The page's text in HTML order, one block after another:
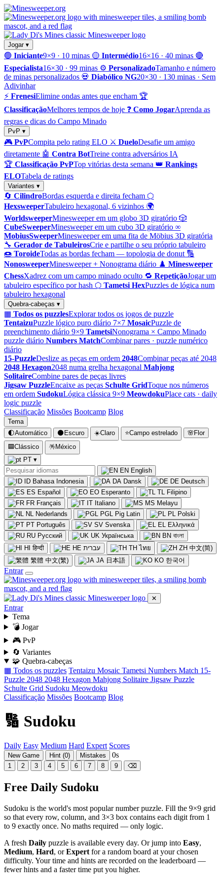
Jogar ▾
🟢 Iniciante9×9 · 10 minas 🟡 Intermédio16×16 · 40 minas 🔴
Especialista16×30 · 99 minas ⚙️ PersonalizadoTamanho e número
de minas personalizados 💀 Diabólico NG20×30 · 130 minas · Sem
Adivinhar
⚡ FrenesiElimine ondas antes que encham 🏆
ClassificaçãoMelhores tempos de hoje ❓ Como JogarAprenda as
regras e dicas do Campo Minado
PvP ▾
🎮 PvPCompita pelo rating ELO ⚔️ DueloDesafie um amigo
diretamente 🤖 Contra BotTreine contra adversários IA
🏆 Classificação PvPTop vitórias desta semana 👑 Rankings
ELOTabela de ratings
Variantes ▾
🔄 CilindroBordas esquerda e direita fecham ⬡
HexsweeperTabuleiro hexagonal, 6 vizinhos 🌍
WorldsweeperMinesweeper em um globo 3D giratório 🎲
CubeSweeperMinesweeper em um cubo 3D giratório ∞
MobiusSweeperMinesweeper em uma fita de Möbius 3D giratória
🔧 Gerador de TabuleirosCrie e partilhe o seu próprio tabuleiro
🍩 ToroideTodas as bordas fecham — topologia de donut 🔢
NonosweeperMinesweeper + Nonograma diário ♟️ Minesweeper
ChessXadrez com um campo minado oculto 🔁 RepetiçãoJogar um
tabuleiro específico por hash ⬡ Tametsi HexPuzzles de lógica num
tabuleiro hexagonal
Quebra-cabeças ▾
▦ Todos os puzzlesExplorar todos os jogos de puzzle
TentaizuPuzzle lógico puro diário 7×7 MosaicPuzzle de
preenchimento diário 9×9 TametsiNonograma × Campo Minado
puzzle diário Numbers MatchCombinar pares · puzzle numérico
diário
15-PuzzleDeslize as peças em ordem 2048Combinar peças até 2048
2048 Hexagon2048 numa grelha hexagonal Mahjong
SolitaireCombine pares de peças livres
Jigsaw PuzzleEncaixe as peças Schulte GridToque nos números
em ordem SudokuLógica clássica 9×9 MeowdokuPlace cats · daily
logic puzzle
Classificação Missões Bootcamp Blog
Tema
🌓Automático 🌑 Escuro ☀️Claro ⭐Campo estrelado 🌸 Flor
🟦Clássico 🪅 México
PT ▾
EN English
ID Bahasa Indonesia DA Dansk DE Deutsch
ES Español EO Esperanto TL Filipino
FR Français IT Italiano MS Melayu
NL Nederlands PGL Pig Latin PL Polski
PT Português SV Svenska EL Ελληνικά
RU Русский UK Українська BN বাংলা
HI हिन्दी HE עברית TH ไทย ZH 中文(简)
繁體 中文(繁) JA 日本語 KO 한국어
Entrar
✕
Entrar
Tema
💣 Jogar
🎮 PvP
🔄 Variantes
🧩 Quebra-cabeças
▦ Todos os puzzles Tentaizu Mosaic Tametsi Numbers Match 15-
Puzzle 2048 2048 Hexagon Mahjong Solitaire Jigsaw Puzzle
Schulte Grid Sudoku Meowdoku
Classificação Missões Bootcamp Blog
🔢 Sudoku
Daily Easy Medium Hard Expert Scores
New Game Hint (0) Mistakes 0s
1 2 3 4 5 6 7 8 9 ⌫
Free Daily Sudoku
Sudoku is the world's most popular number puzzle. Fill the 9×9 grid
so that every row, column, and 3×3 box contains each digit from 1
to 9 exactly once. No maths required — only logic.
A fresh Daily puzzle is available every day. Or jump into Easy,
Medium, Hard, orExpert for a random board at your chosen
difficulty. Your time and hints are recorded on the leaderboard —
fewer hints and a faster time put you higher.